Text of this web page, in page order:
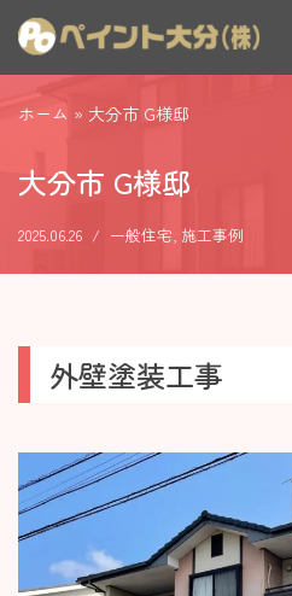
テ
ツ
ス
キ
ホーム » 大分市 G様邸
大分市 G様邸
2025.06.26 一般住宅 施工事例
外壁塗装工事